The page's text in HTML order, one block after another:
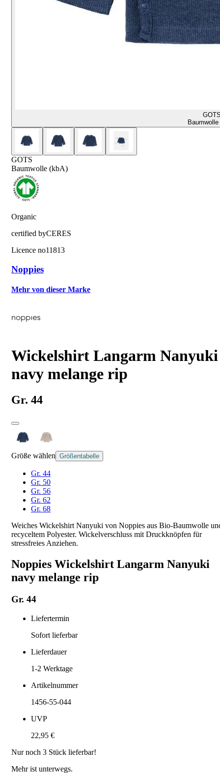
GOTS
Baumwolle (kbA)
Organic
certified byCERES
Licence no11813
Noppies
Mehr von dieser Marke
Wickelshirt Langarm Nanyuki
navy melange rip
Gr. 44
Größe wählen Größentabelle
Gr. 44
Gr. 50
Gr. 56
Gr. 62
Gr. 68
Weiches Wickelshirt Nanyuki von Noppies aus Bio-Baumwolle
recyceltem Polyester. Wickelverschluss mit Druckknöpfen für
stressfreies Anziehen.
Noppies Wickelshirt Langarm Nanyuki
navy melange rip
Gr. 44
Liefertermin
Sofort lieferbar
Lieferdauer
1-2 Werktage
Artikelnummer
1456-55-044
UVP
22,95 €
Nur noch 3 Stück lieferbar!
Mehr ist unterwegs.